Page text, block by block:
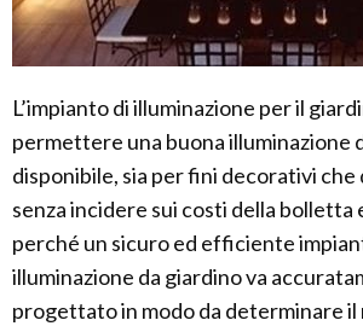
L’impianto di illuminazione per il
permettere una buona illuminazione
disponibile, sia per fini decorativi che
senza incidere sui costi della
perché un sicuro ed efficiente
illuminazione da giardino va
progettato in modo da determinare il